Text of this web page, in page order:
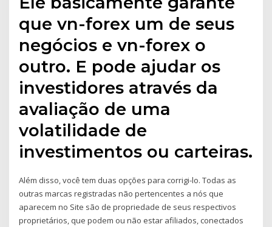
que vn-forex um de seus
negócios e vn-forex o
outro. E pode ajudar os
investidores através da
avaliação de uma
volatilidade de
investimentos ou carteiras.
Além disso, você tem duas opções para corrigi-lo. Todas as
outras marcas registradas não pertencentes a nós que
aparecem no Site são de propriedade de seus respectivos
proprietários, que podem ou não estar afiliados, conectados